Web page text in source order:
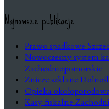
Najnowsze publikacje
Prawo spadkowe
Nowoczesny system
Zachodniopomorskie
Znicze szklane
Opieka
Kasy fiskalne